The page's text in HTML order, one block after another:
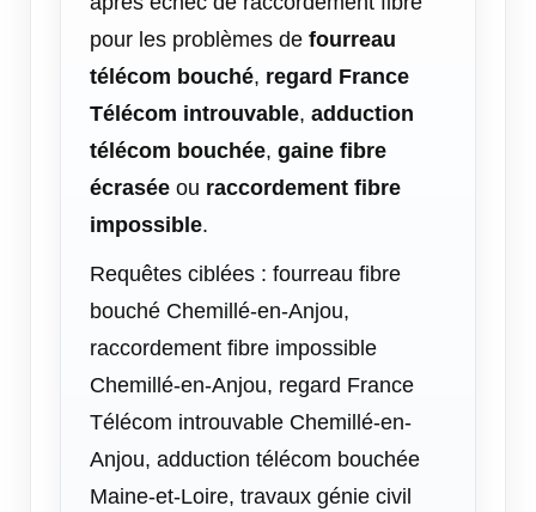
pour les problèmes de fourreau
télécom bouché, regard France
Télécom introuvable, adduction
télécom bouchée, gaine fibre
écrasée ou raccordement fibre
impossible.
Requêtes ciblées : fourreau fibre
bouché Chemillé-en-Anjou,
raccordement fibre impossible
Chemillé-en-Anjou, regard France
Télécom introuvable Chemillé-en-
Anjou, adduction télécom bouchée
Maine-et-Loire, travaux génie civil